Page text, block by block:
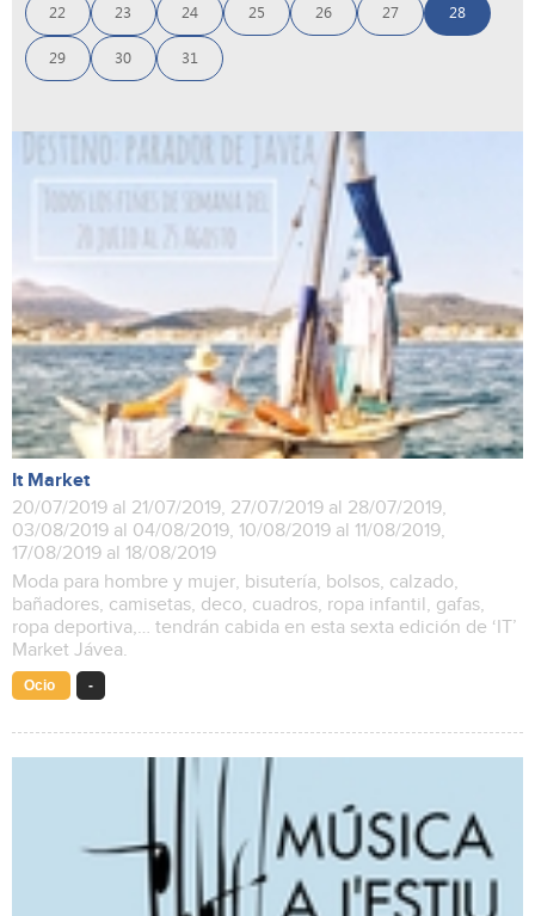
22 23 24 25 26 27 28
29 30 31
It Market
20/07/2019 al 21/07/2019, 27/07/2019 al 28/07/2019,
03/08/2019 al 04/08/2019, 10/08/2019 al 11/08/2019,
17/08/2019 al 18/08/2019
Moda para hombre y mujer, bisutería, bolsos, calzado,
bañadores, camisetas, deco, cuadros, ropa infantil, gafas,
ropa deportiva,… tendrán cabida en esta sexta edición de ‘IT’
Market Jávea.
Ocio -